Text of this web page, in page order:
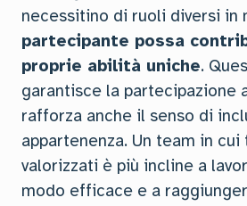
necessitino di ruoli diversi in
partecipante possa
proprie abilità uniche.
garantisce la partecipazione
rafforza anche il senso di
appartenenza. Un team in
valorizzati è più incline a
modo efficace e a